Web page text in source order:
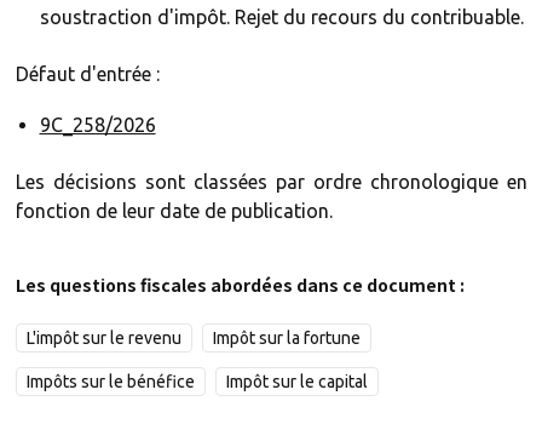
soustraction d'impôt. Rejet du recours du contribuable.
Défaut d'entrée :
9C_258/2026
Les décisions sont classées par ordre chronologique en
fonction de leur date de publication.
Les questions fiscales abordées dans ce document :
L'impôt sur le revenu Impôt sur la fortune
Impôts sur le bénéfice Impôt sur le capital